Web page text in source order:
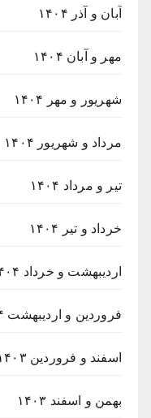
آبان و آذر ۱۴۰۴
مهر و آبان ۱۴۰۴
شهریور و مهر ۱۴۰۴
مرداد و شهریور ۱۴۰۴
تیر و مرداد ۱۴۰۴
خرداد و تیر ۱۴۰۴
اردیبهشت و خرداد ۱۴۰۴
فروردین و اردیبهشت ۱۴۰۴
اسفند و فروردین ۱۴۰۳
بهمن و اسفند ۱۴۰۳